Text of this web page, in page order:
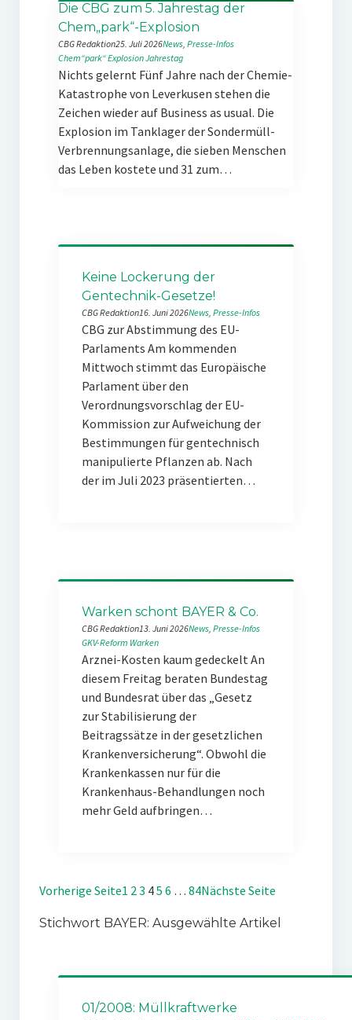
Die CBG zum 5. Jahrestag der
Chem„park“-Explosion
CBG Redaktion25. Juli 2026News, Presse-Infos
Chem“park“ExplosionJahrestag
Nichts gelernt Fünf Jahre nach der Chemie-
Katastrophe von Leverkusen stehen die
Zeichen wieder auf Business as usual. Die
Explosion im Tanklager der Sondermüll-
Verbrennungsanlage, die sieben Menschen
das Leben kostete und 31 zum…
Keine Lockerung der
Gentechnik-Gesetze!
CBG Redaktion16. Juni 2026News, Presse-Infos
CBG zur Abstimmung des EU-
Parlaments Am kommenden
Mittwoch stimmt das Europäische
Parlament über den
Verordnungsvorschlag der EU-
Kommission zur Aufweichung der
Bestimmungen für gentechnisch
manipulierte Pflanzen ab. Nach
der im Juli 2023 präsentierten…
Warken schont BAYER & Co.
CBG Redaktion13. Juni 2026News, Presse-Infos
GKV-Reform Warken
Arznei-Kosten kaum gedeckelt An
diesem Freitag beraten Bundestag
und Bundesrat über das „Gesetz
zur Stabilisierung der
Beitragssätze in der gesetzlichen
Krankenversicherung“. Obwohl die
Krankenkassen nur für die
Krankenhaus-Behandlungen noch
mehr Geld aufbringen…
Vorherige Seite1 23 45 6 … 84Nächste Seite
Stichwort BAYER: Ausgewählte Artikel
01/2008: Müllkraftwerke